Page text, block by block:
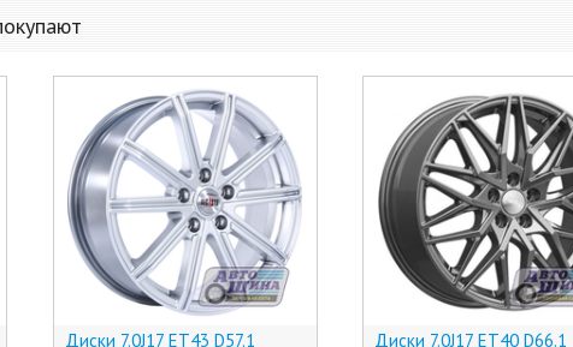
Диски 7.0J17 ET43 D57.1
Диски 7.0J17 ET40 D66.1